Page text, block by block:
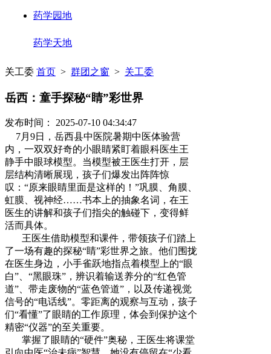
药学园地
药学天地
关工委 首页 > 群团之窗 > 关工委
岳西：童手探秘“睛”彩世界
发布时间： 2025-07-10 04:34:47
7月9日，岳西县中医院暑期中医体验营
内，一双双好奇的小眼睛紧盯着眼科医生王
静手中眼球模型。当模型被王医生打开，层
层结构清晰展现，孩子们爆发出阵阵惊
叹：“原来眼睛里面是这样的！”巩膜、角膜、
虹膜、视神经……书本上的抽象名词，在王
医生的讲解和孩子们指尖的触碰下，变得鲜
活而具体。
王医生借助模型和课件，带领孩子们踏上
了一场有趣的探秘“睛”彩世界之旅。他们围拢
在医生身边，小手雀跃地指点着模型上的“眼
白”、“黑眼珠”，辨识着输送养分的“红色管
道”、带走废物的“蓝色管道”，以及传递视觉
信号的“电话线”。零距离的观察与互动，孩子
们“看懂”了眼睛的工作原理，体会到保护这个
精密“仪器”的至关重要。
掌握了眼睛的“硬件”奥秘，王医生将课堂